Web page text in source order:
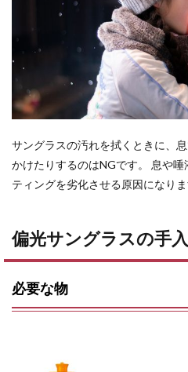
サングラスの汚れを拭くときに、
かけたりするのはNGです。 息や
ティングを劣化させる原因になりま
偏光サングラスの手
必要な物